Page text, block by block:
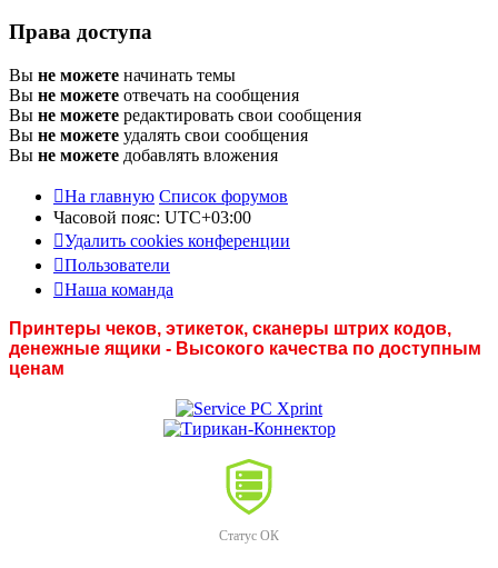
Права доступа
Вы не можете начинать темы
Вы не можете отвечать на сообщения
Вы не можете редактировать свои сообщения
Вы не можете удалять свои сообщения
Вы не можете добавлять вложения
На главную Список форумов
Часовой пояс: UTC+03:00
Удалить cookies конференции
Пользователи
Наша команда
Принтеры чеков, этикеток, сканеры штрих кодов,
денежные ящики - Высокого качества по доступным
ценам
Статус ОК